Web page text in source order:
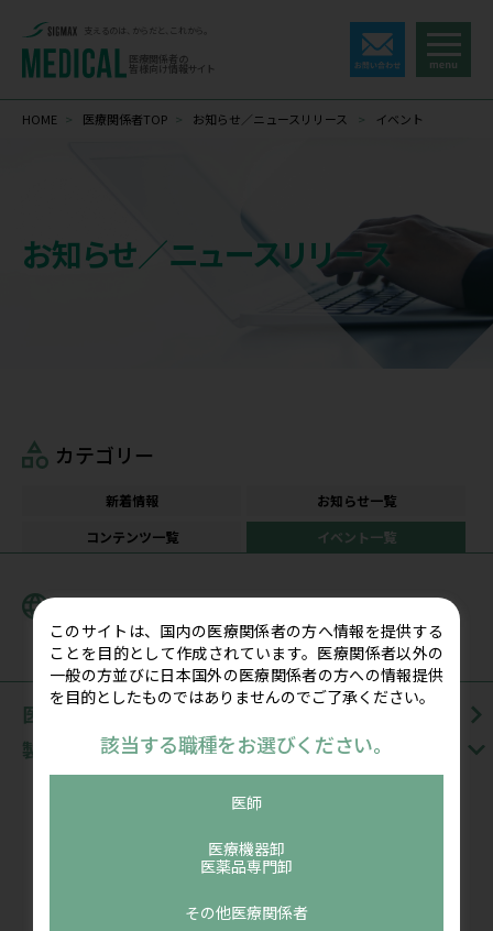
支えるのは、からだと、これから。
医療関係者の
皆様向け情報サイト
HOME > 医療関係者TOP > お知らせ／ニュースリリース > イベント
お知らせ／ニュースリリース
カテゴリー
新着情報
お知らせ一覧
コンテンツ一覧
イベント一覧
新着記事一覧
医療関係者の皆様向け情報サイトTOP
製品情報
骨折マネジメント（骨折治療）への取り組み
ポケットエコーmiruco CL5
RECORE（リコア）シリーズ
このサイトは、国内の医療関係者の方へ情報を提供する
ことを目的として作成されています。医療関係者以外の
一般の方並びに日本国外の医療関係者の方への情報提供
を目的としたものではありませんのでご了承ください。
該当する職種をお選びください。
医師
医療機器卸
医薬品専門卸
その他医療関係者